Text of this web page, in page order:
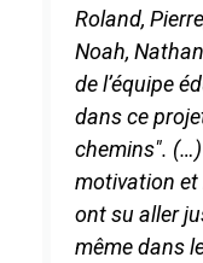
Roland,
Noah,
de l’équipe
dans ce
chemins".
motivation et
ont su aller
même dans